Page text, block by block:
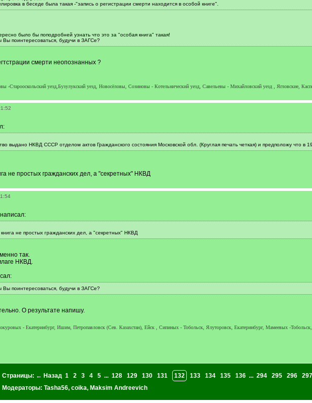
в беседе была такая -"запись о регистрации смерти находится в особой книге".
было бы поподробней узнать что это за "особая книга" такая!
Вы поинтересоваться, будучи в ЗАГСе?
смерти неопознанных ?
-Старооскольский уезд,Бузулукский уезд, Новосёловы, Созиновы - Котельнический уезд, Савельевы - Михайловский уезд , Ягловские,
выдано НКВД СССР отделом актов Гражданского состояния Московской обл. (Круглая печать четкая) и предположу что в
не простых гражданских дел, а "секретных" НКВД
не простых гражданских дел, а "секретных" НКВД
так.
НКВД.
Вы поинтересоваться, будучи в ЗАГСе?
О результате напишу.
- Екатеринбург, Ишим, Петропавловск (Сев. Казахстан), Ейск , Сипиных - Тобольск, Ялуторовск, Екатеринбург, Мамеевых -
Страницы: ← Назад 1 2 3 4 5 ... 128 129 130 131 132 133 134 135 136 ... 294 295 296 297
Модераторы: Tasha56, coika, Maksim Andreevich